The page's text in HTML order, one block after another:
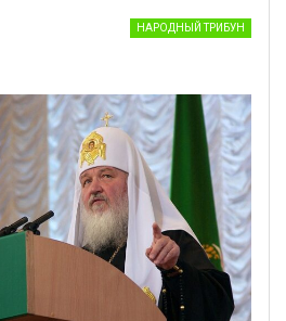
НАРОДНЫЙ ТРИБУН